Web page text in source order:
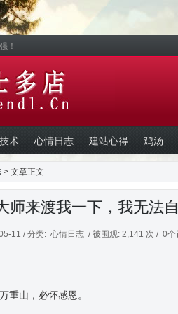
！
术 心情日志 建站心得 鸡汤
> 文章正文
师来渡我一下，我无法
11 / 分类: 心情日志 / 被围观: 2,141 次 / 0个
重山，必怀感恩。